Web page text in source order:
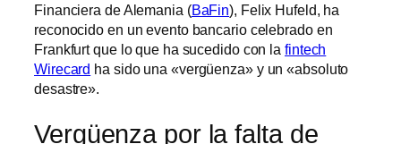
Financiera de Alemania (BaFin), Felix Hufeld, ha
reconocido en un evento bancario celebrado en
Frankfurt que lo que ha sucedido con la fintech
Wirecard ha sido una «vergüenza» y un «absoluto
desastre».
Vergüenza por la falta de